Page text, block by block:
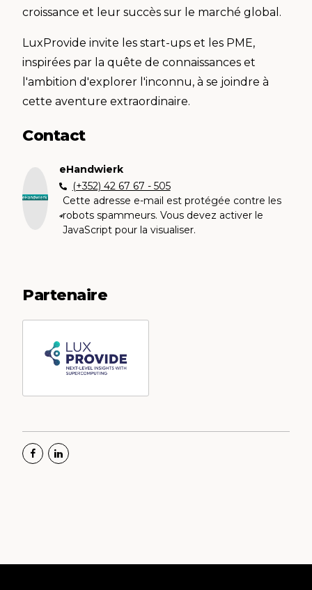
croissance et leur succès sur le marché global.
LuxProvide invite les start-ups et les PME,
inspirées par la quête de connaissances et
l'ambition d'explorer l'inconnu, à se joindre à
cette aventure extraordinaire.
Contact
eHandwierk
(+352) 42 67 67 - 505
Cette adresse e-mail est protégée contre les
robots spammeurs. Vous devez activer le
JavaScript pour la visualiser.
Partenaire